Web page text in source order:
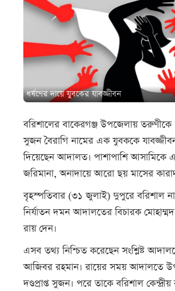
ধর্ষণের দায়ে যুবকের যাবজ্জীবন
বরিশালের বাকেরগঞ্জ উপজেলায় তরুণীকে
সুজন বৈরাগি নামের এক যুবককে
দিয়েছেন আদালত। পাশাপাশি আসামিকে
জরিমানা, অনাদায়ে আরো ছয় মাসের
বৃহস্পতিবার (৩১ জুলাই) দুপুরে বরিশাল
নির্যাতন দমন আদালতের বিচারক
রায় দেন।
এসব তথ্য নিশ্চিত করেছেন সংশ্লিষ্ট
আজিবর রহমান। রায়ের সময় আদালতে
দণ্ডপ্রাপ্ত সুজন। পরে তাকে বরিশাল